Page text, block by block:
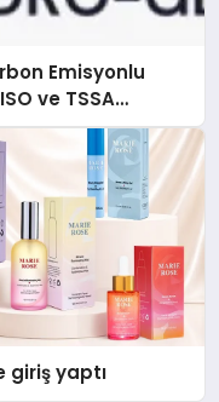
Emisyonlu
ve TSSA
giriş yaptı